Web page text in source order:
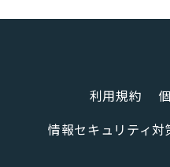
利用規約
情報セキュリティ対